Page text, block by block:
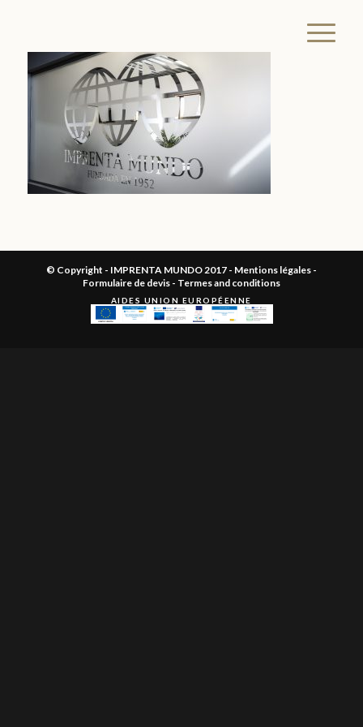
© Copyright - IMPRENTA MUNDO 2017 - Mentions légales -
Formulaire de devis - Termes and conditions
AIDES UNION EUROPÉENNE